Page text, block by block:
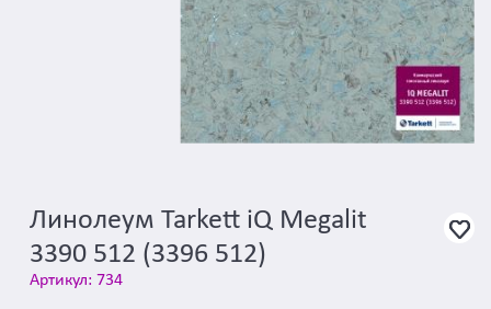
Линолеум Tarkett iQ Megalit
3390 512 (3396 512)
Артикул: 734